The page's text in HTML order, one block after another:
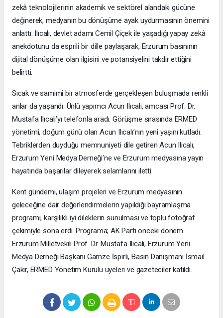
zekâ teknolojilerinin akademik ve sektörel alandaki gücüne
değinerek, medyanın bu dönüşüme ayak uydurmasının önemini
anlattı. Ilıcalı, devlet adamı Cemil Çiçek ile yaşadığı yapay zekâ
anekdotunu da esprili bir dille paylaşarak, Erzurum basınının
dijital dönüşüme olan ilgisini ve potansiyelini takdir ettiğini
belirtti.
Sıcak ve samimi bir atmosferde gerçekleşen buluşmada renkli
anlar da yaşandı. Ünlü yapımcı Acun Ilıcalı, amcası Prof. Dr.
Mustafa Ilıcalı’yı telefonla aradı. Görüşme sırasında ERMED
yönetimi, doğum günü olan Acun Ilıcalı’nın yeni yaşını kutladı.
Tebriklerden duyduğu memnuniyeti dile getiren Acun Ilıcalı,
Erzurum Yeni Medya Derneği’ne ve Erzurum medyasına yayın
hayatında başarılar dileyerek selamlarını iletti.
Kent gündemi, ulaşım projeleri ve Erzurum medyasının
geleceğine dair değerlendirmelerin yapıldığı bayramlaşma
programı, karşılıklı iyi dileklerin sunulması ve toplu fotoğraf
çekimiyle sona erdi. Programa; AK Parti önceki dönem
Erzurum Milletvekili Prof. Dr. Mustafa Ilıcalı, Erzurum Yeni
Medya Derneği Başkanı Gamze İspirli, Basın Danışmanı İsmail
Çakır, ERMED Yönetim Kurulu üyeleri ve gazeteciler katıldı.